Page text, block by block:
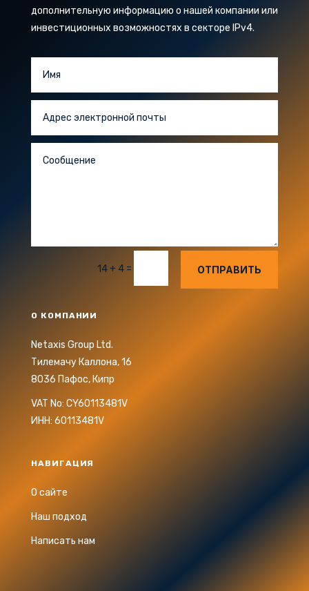
дополнительную информацию о нашей компании или
инвестиционных возможностях в секторе IPv4.
14 + 4 = ОТПРАВИТЬ
О КОМПАНИИ
Netaxis Group Ltd.
Тилемачу Каллона, 16
8036 Пафос, Кипр
VAT No: CY60113481V
ИНН: 60113481V
НАВИГАЦИЯ
О сайте
Наш подход
Написать нам